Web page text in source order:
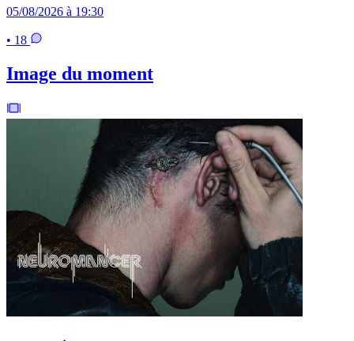
05/08/2026 à 19:30
• 18
Image du moment